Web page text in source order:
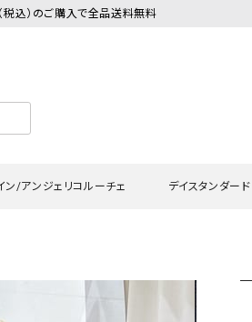
税込）のご購入で全品送料無料
ン/アンジェリコルーチェ
チュニック
デイスタンダード
カーディガン・ベスト ワン